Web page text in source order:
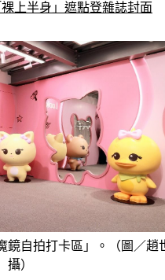
上半身」遮點登雜誌封面
鏡自拍打卡區」。（圖／趙
攝）